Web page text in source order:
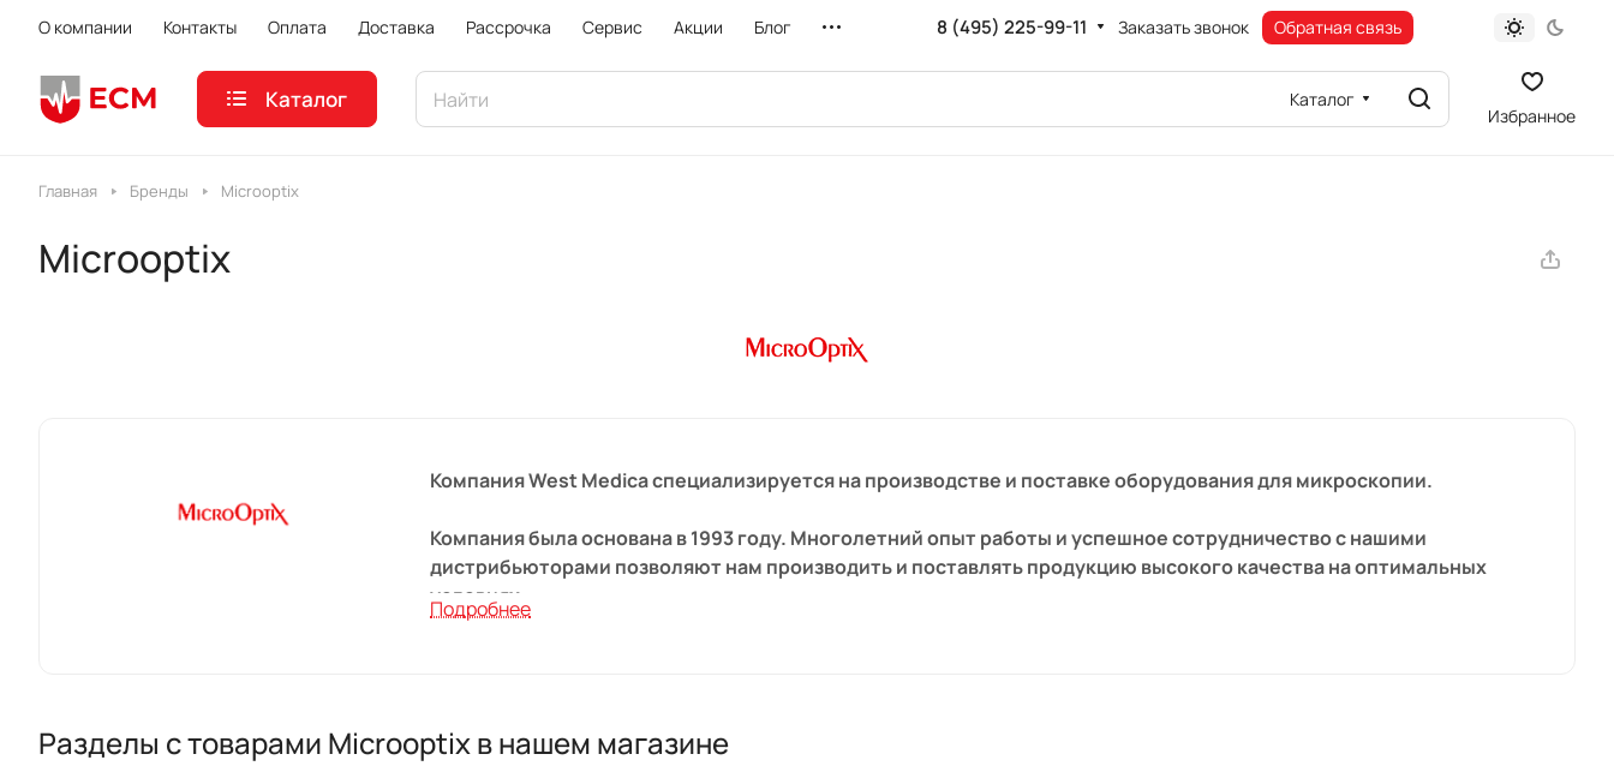
О компании Контакты Оплата Доставка Рассрочка Сервис Акции Блог 8 (495) 225-99-11 Заказать звонок Обратная связь
Каталог Каталог
Избранное
Главная Бренды Microoptix
Microoptix
Компания West Medica специализируется на производстве и поставке оборудования для микроскопии.
Компания была основана в 1993 году. Многолетний опыт работы и успешное сотрудничество с нашими
дистрибьюторами позволяют нам производить и поставлять продукцию высокого качества на оптимальных
условиях.
Мы участвуем в медицинских конференциях и выставках, а также организуем семинары и мастер-классы с
Подробнее
Разделы с товарами Microoptix в нашем магазине